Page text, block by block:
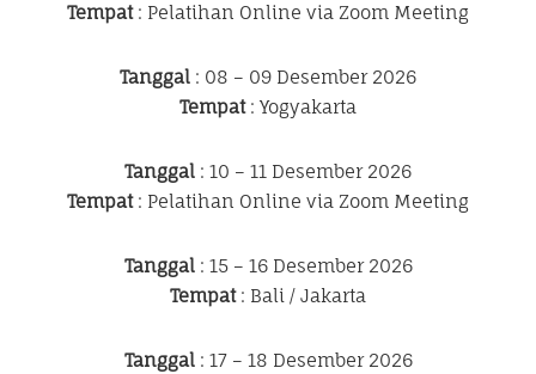
Tempat: Pelatihan Online via Zoom Meeting
Tanggal : 08 – 09 Desember 2026
Tempat: Yogyakarta
Tanggal : 10 – 11 Desember 2026
Tempat: Pelatihan Online via Zoom Meeting
Tanggal: 15 – 16 Desember 2026
Tempat: Bali / Jakarta
Tanggal: 17 – 18 Desember 2026